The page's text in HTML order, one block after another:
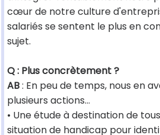
cœur de notre culture
salariés se sentent le plus en
sujet.
Q : Plus concrètement ?
AB: En peu de temps, nous en
plusieurs actions…
• Une étude à destination de
situation de handicap pour